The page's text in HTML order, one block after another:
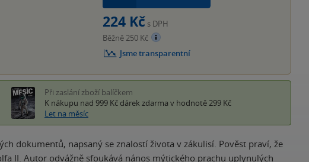
224 Kč s DPH
Běžně 250 Kč
Jsme transparentní
Při zaslání zboží balíčkem
K nákupu nad 999 Kč dárek zdarma v hodnotě 299 Kč
Let na měsíc
dokumentů, napsaný se znalostí života v zákulisí. Pověst praví, že
II. Autor odvážně sfoukává nános mýtického prachu uplynulých